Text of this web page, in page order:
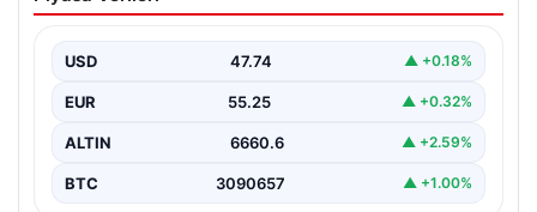
kurması kritik bir değer barındırmaktadır. Güncel
olarak…
USD 47.74 ▲ +0.18%
EUR 55.25 ▲ +0.32%
ALTIN 6660.6 ▲ +2.59%
BTC 3090657 ▲ +1.00%